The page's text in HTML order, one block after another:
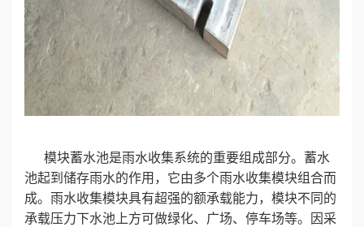
模块蓄水池是雨水收集系统的重要组成部分。蓄水
池起到储存雨水的作用，它由多个雨水收集模块组合而
成。雨水收集模块具有超强的额承载能力，模块不同的
承载压力下水池上方可做绿化、广场、停车场等。因采